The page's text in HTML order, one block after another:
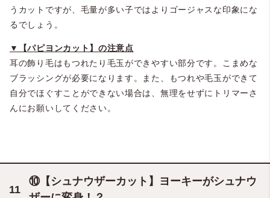
うカットですが、毛量が多い子ではよりゴージャスな印象にな
るでしょう。
▼【パピヨンカット】の注意点
耳の飾り毛はもつれたり毛玉ができやすい部分です。こまめな
ブラッシングが必要になります。また、もつれや毛玉ができて
自分でほぐすことができない場合は、無理をせずにトリマーさ
んにお願いしてください。
⑩【シュナウザーカット】ヨーキーがシュナウ